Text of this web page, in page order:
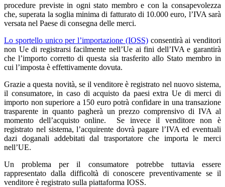
procedure previste in ogni stato membro e con la consapevolezza
che, superata la soglia minima di fatturato di 10.000 euro, l’IVA sarà
versata nel Paese di consegna delle merci.
Lo sportello unico per l’importazione (IOSS)consentirà ai venditori
non Ue di registrarsi facilmente nell’Ue ai fini dell’IVA e garantirà
che l’importo corretto di questa sia trasferito allo Stato membro in
cui l’imposta è effettivamente dovuta.
Grazie a questa novità, se il venditore è registrato nel nuovo sistema,
il consumatore, in caso di acquisto da paesi extra Ue di merci di
importo non superiore a 150 euro potrà confidare in una transazione
trasparente in quanto pagherà un prezzo comprensivo di IVA al
momento dell’acquisto online. Se invece il venditore non è
registrato nel sistema, l’acquirente dovrà pagare l’IVA ed eventuali
dazi doganali addebitati dal trasportatore che importa le merci
nell’UE.
Un problema per il consumatore potrebbe tuttavia essere
rappresentato dalla difficoltà di conoscere preventivamente se il
venditore è registrato sulla piattaforma IOSS.